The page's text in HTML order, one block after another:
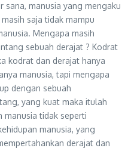
sana, manusia yang mengaku
saja tidak mampu
Mengapa masih
sebuah derajat ? Kodrat
kodrat dan derajat hanya
manusia, tapi mengapa
dengan sebuah
yang kuat maka itulah
manusia tidak seperti
manusia, yang
derajat dan